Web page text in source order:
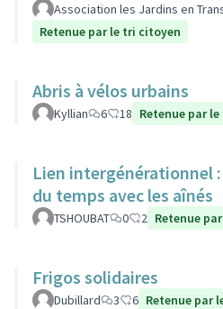
Association les Jardins en
Retenue par le tri citoyen
Abris à vélos urbains
Kyllian 6 18 Retenue par
Lien intergénérationnel
du temps avec les aînés
TSHOUBAT 0 2 Retenue
Frigos solidaires
Dubillard 3 6 Retenue par